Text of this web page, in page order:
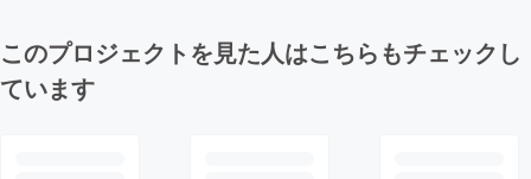
このプロジェクトを見た人はこちらもチェックし
ています